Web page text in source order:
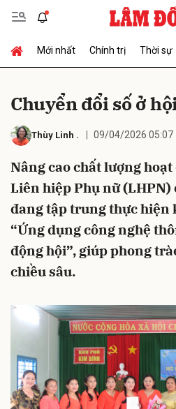
Mới nhất Chính trị Thời sự
Chuyển đổi số ở
Thùy Linh . 09/04/2026 05:07
Nâng cao chất lượng hoạt
Liên hiệp Phụ nữ
đang tập trung thực hiện
“Ứng dụng công nghệ
động hội”, giúp phong
chiều sâu.
Gửi bình luận